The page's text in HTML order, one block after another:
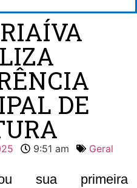
DE
9:51 am Geral
sua primeira